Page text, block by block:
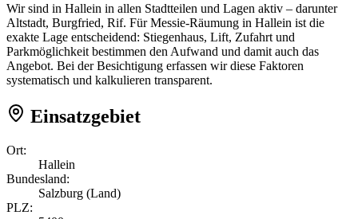
Wir sind in Hallein in allen Stadtteilen und Lagen aktiv – darunter
Altstadt, Burgfried, Rif. Für Messie-Räumung in Hallein ist die
exakte Lage entscheidend: Stiegenhaus, Lift, Zufahrt und
Parkmöglichkeit bestimmen den Aufwand und damit auch das
Angebot. Bei der Besichtigung erfassen wir diese Faktoren
systematisch und kalkulieren transparent.
Einsatzgebiet
Ort:
Hallein
Bundesland:
Salzburg (Land)
PLZ: